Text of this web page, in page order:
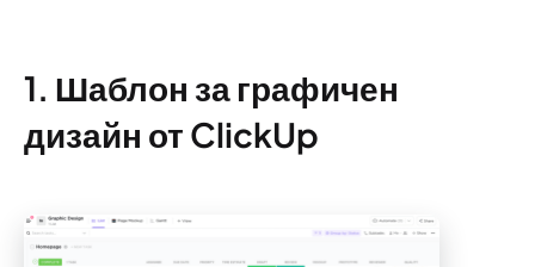
1. Шаблон за графичен
дизайн от ClickUp